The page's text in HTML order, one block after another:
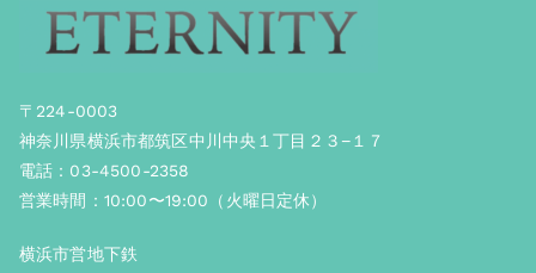
〒224-0003
神奈川県横浜市都筑区中川中央１丁目２３−１７
電話：03-4500-2358
営業時間：10:00〜19:00（火曜日定休）
横浜市営地下鉄